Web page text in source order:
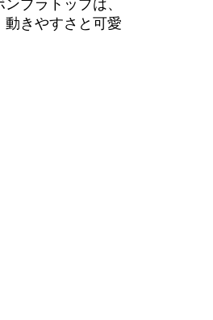
ブラトップは、
きやすさと可愛